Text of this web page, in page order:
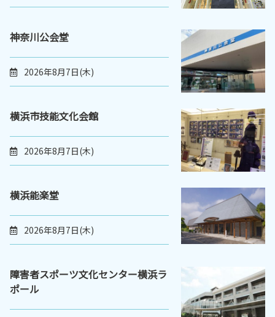
神奈川公会堂
2026年8月7日(木)
横浜市技能文化会館
2026年8月7日(木)
横浜能楽堂
2026年8月7日(木)
障害者スポーツ文化センター横浜ラ
ポール